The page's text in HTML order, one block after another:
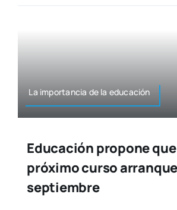
La impor­tan­cia de la edu­ca­ción
Educación propone
próximo curso
septiembre